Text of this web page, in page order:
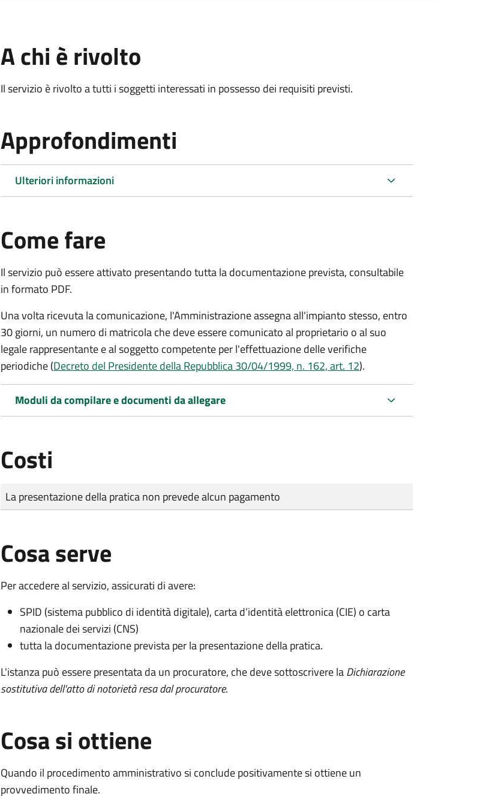
A chi è rivolto
Il servizio è rivolto a tutti i soggetti interessati in possesso dei requisiti previsti.
Approfondimenti
Ulteriori informazioni
Come fare
Il servizio può essere attivato presentando tutta la documentazione prevista, consultabile
in formato PDF.
Una volta ricevuta la comunicazione, l'Amministrazione assegna all'impianto stesso, entro
30 giorni, un numero di matricola che deve essere comunicato al proprietario o al suo
legale rappresentante e al soggetto competente per l'effettuazione delle verifiche
periodiche (Decreto del Presidente della Repubblica 30/04/1999, n. 162, art. 12).
Moduli da compilare e documenti da allegare
Costi
Tipo di pagamento
Importo
La presentazione della pratica non prevede alcun pagamento
Cosa serve
Per accedere al servizio, assicurati di avere:
SPID (sistema pubblico di identità digitale), carta d’identità elettronica (CIE) o carta
nazionale dei servizi (CNS)
tutta la documentazione prevista per la presentazione della pratica.
L'istanza può essere presentata da un procuratore, che deve sottoscrivere laDichiarazione
sostitutiva dell'atto di notorietà resa dal procuratore.
Cosa si ottiene
Quando il procedimento amministrativo si conclude positivamente si ottiene un
provvedimento finale.